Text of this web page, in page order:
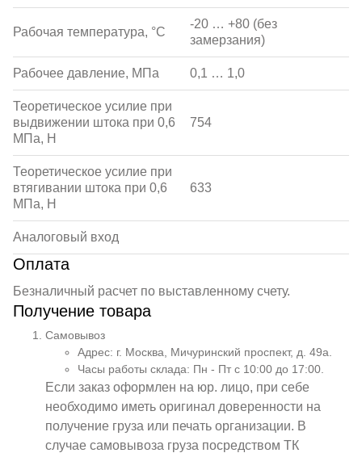
Рабочая температура, °С
-20 … +80 (без
замерзания)
Рабочее давление, МПа 0,1 … 1,0
Теоретическое усилие при
выдвижении штока при 0,6
МПа, Н
754
Теоретическое усилие при
втягивании штока при 0,6
МПа, Н
633
Аналоговый вход
Оплата
Безналичный расчет по выставленному счету.
Получение товара
Самовывоз
Адрес: г. Москва, Мичуринский проспект, д. 49а.
Часы работы склада: Пн - Пт с 10:00 до 17:00.
Если заказ оформлен на юр. лицо, при себе
необходимо иметь оригинал доверенности на
получение груза или печать организации. В
случае самовывоза груза посредством ТК